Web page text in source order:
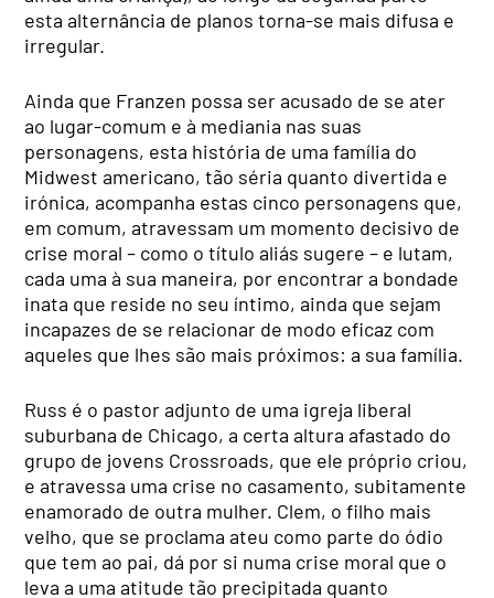
esta alternância de planos torna-se mais difusa e
irregular.
Ainda que Franzen possa ser acusado de se ater
ao lugar-comum e à mediania nas suas
personagens, esta história de uma família do
Midwest americano, tão séria quanto divertida e
irónica, acompanha estas cinco personagens que,
em comum, atravessam um momento decisivo de
crise moral – como o título aliás sugere – e lutam,
cada uma à sua maneira, por encontrar a bondade
inata que reside no seu íntimo, ainda que sejam
incapazes de se relacionar de modo eficaz com
aqueles que lhes são mais próximos: a sua família.
Russ é o pastor adjunto de uma igreja liberal
suburbana de Chicago, a certa altura afastado do
grupo de jovens Crossroads, que ele próprio criou,
e atravessa uma crise no casamento, subitamente
enamorado de outra mulher. Clem, o filho mais
velho, que se proclama ateu como parte do ódio
que tem ao pai, dá por si numa crise moral que o
leva a uma atitude tão precipitada quanto